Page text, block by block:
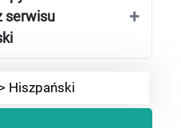
serwisu
Hiszpański